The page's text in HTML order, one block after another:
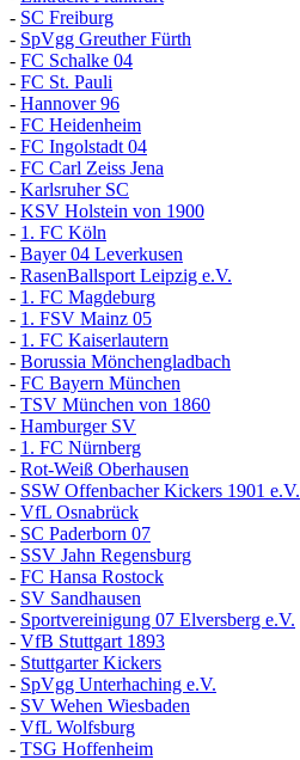
- SC Freiburg
- SpVgg Greuther Fürth
- FC Schalke 04
- FC St. Pauli
- Hannover 96
- FC Heidenheim
- FC Ingolstadt 04
- FC Carl Zeiss Jena
- Karlsruher SC
- KSV Holstein von 1900
- 1. FC Köln
- Bayer 04 Leverkusen
- RasenBallsport Leipzig e.V.
- 1. FC Magdeburg
- 1. FSV Mainz 05
- 1. FC Kaiserlautern
- Borussia Mönchengladbach
- FC Bayern München
- TSV München von 1860
- Hamburger SV
- 1. FC Nürnberg
- Rot-Weiß Oberhausen
- SSW Offenbacher Kickers 1901 e.V.
- VfL Osnabrück
- SC Paderborn 07
- SSV Jahn Regensburg
- FC Hansa Rostock
- SV Sandhausen
- Sportvereinigung 07 Elversberg e.V.
- VfB Stuttgart 1893
- Stuttgarter Kickers
- SpVgg Unterhaching e.V.
- SV Wehen Wiesbaden
- VfL Wolfsburg
- TSG Hoffenheim